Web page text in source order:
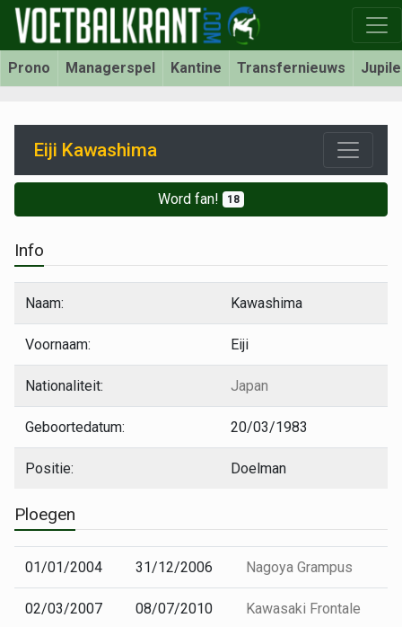
Prono Managerspel Kantine Transfernieuws
Eiji Kawashima
Word fan! 18
Info
Naam: Kawashima
Voornaam: Eiji
Nationaliteit: Japan
Geboortedatum: 20/03/1983
Positie: Doelman
Ploegen
01/01/2004 31/12/2006 Nagoya Grampus
02/03/2007 08/07/2010 Kawasaki Frontale